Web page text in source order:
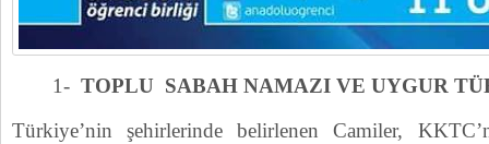
1-TOPLU SABAH NAMAZI VE UYGUR
Türkiye’nin şehirlerinde belirlenen Camiler,